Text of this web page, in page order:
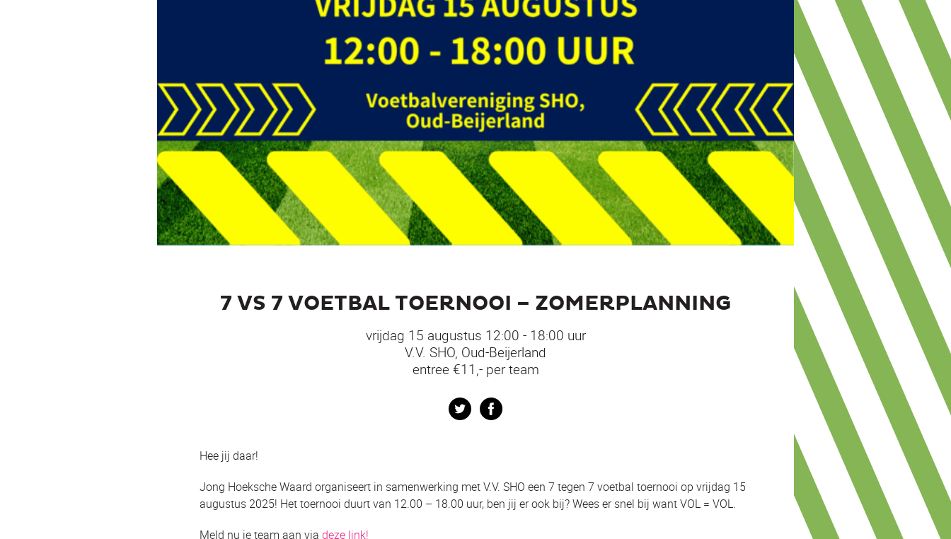
7 VS 7 VOETBAL TOERNOOI – ZOMERPLANNING
vrijdag 15 augustus 12:00 - 18:00 uur
V.V. SHO, Oud-Beijerland
entree €11,- per team
Twitter
Hee jij daar!
Jong Hoeksche Waard organiseert in samenwerking met V.V. SHO een 7 tegen 7 voetbal toernooi op vrijdag 15
augustus 2025! Het toernooi duurt van 12.00 – 18.00 uur, ben jij er ook bij? Wees er snel bij want VOL = VOL.
Meld nu je team aan via deze link!